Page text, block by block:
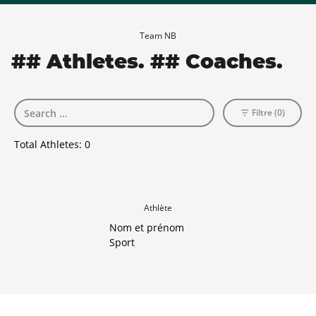
Team NB
## Athletes. ## Coaches.
Total Athletes: 0
Filtre (0)
Athlète
Nom et prénom
Sport